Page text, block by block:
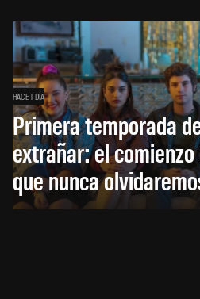
HACE 1 DÍA
Primera temporada
extrañar: el
que nunca